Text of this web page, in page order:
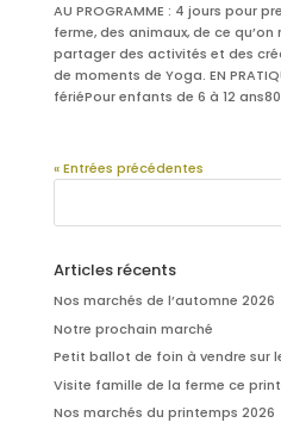
AU PROGRAMME : 4 jours pour
ferme, des animaux, de ce
partager des activités et des
de moments de Yoga. EN
fériéPour enfants de 6 à 12
« Entrées précédentes
Articles récents
Nos marchés de l’automne 2026
Notre prochain marché
Petit ballot de foin à vendre sur
Visite famille de la ferme ce
Nos marchés du printemps 2026